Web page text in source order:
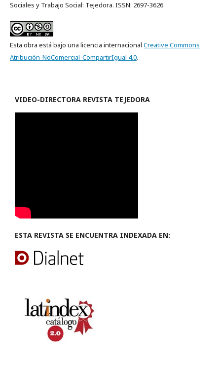
Sociales y Trabajo Social: Tejedora. ISSN: 2697-3626
Esta obra está bajo una licencia internacional Creative Commons
Atribución-NoComercial-CompartirIgual 4.0.
VIDEO-DIRECTORA REVISTA TEJEDORA
ESTA REVISTA SE ENCUENTRA INDEXADA EN: